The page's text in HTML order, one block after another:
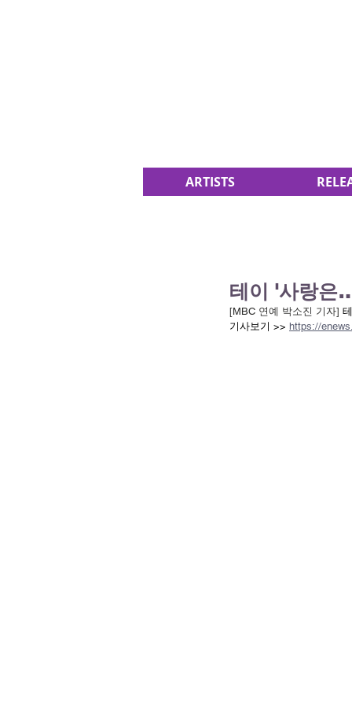
ARTISTS
테이 '사랑은
[MBC 연예 박소진 기자]
기사보기 >> https://